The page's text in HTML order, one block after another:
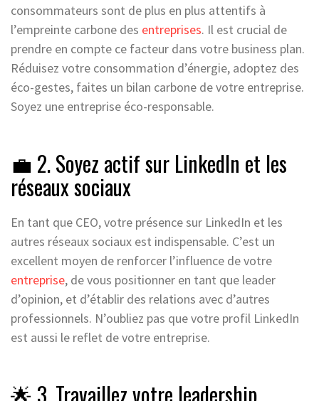
consommateurs sont de plus en plus attentifs à
l’empreinte carbone des entreprises. Il est crucial de
prendre en compte ce facteur dans votre business plan.
Réduisez votre consommation d’énergie, adoptez des
éco-gestes, faites un bilan carbone de votre entreprise.
Soyez une entreprise éco-responsable.
💼 2. Soyez actif sur LinkedIn et les
réseaux sociaux
En tant que CEO, votre présence sur LinkedIn et les
autres réseaux sociaux est indispensable. C’est un
excellent moyen de renforcer l’influence de votre
entreprise, de vous positionner en tant que leader
d’opinion, et d’établir des relations avec d’autres
professionnels. N’oubliez pas que votre profil LinkedIn
est aussi le reflet de votre entreprise.
🌟 3. Travaillez votre leadership